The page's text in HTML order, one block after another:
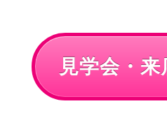
見学会・来